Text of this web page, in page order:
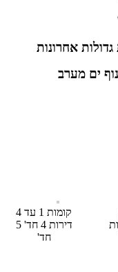
קומות 1 עד 4
דירות 4 חד' 5
חד'